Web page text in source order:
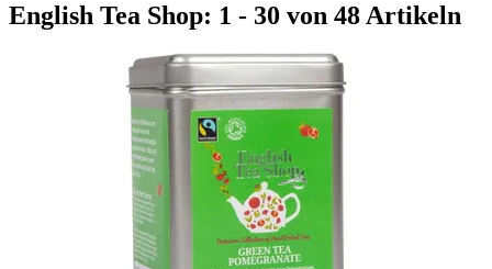
English Tea Shop: 1 - 30 von 48 Artikeln